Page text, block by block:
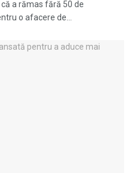
a rămas fără 50 de
o afacere de...